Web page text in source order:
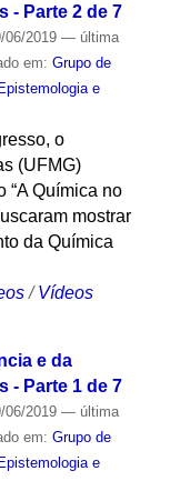
- Parte 2 de 7
2019 — última
em: Grupo de
e
o
(UFMG)
“A Química no
mostrar
da Química
/Vídeos
e da
- Parte 1 de 7
2019 — última
em: Grupo de
e